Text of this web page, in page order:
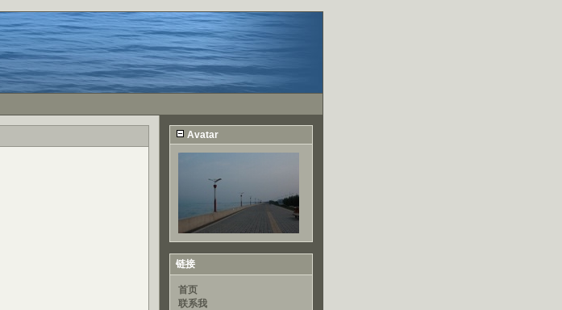
Avatar
链接
首页
联系我